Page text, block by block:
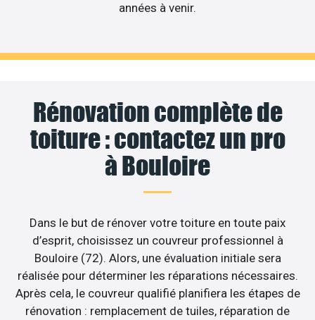
années à venir.
Rénovation complète de
toiture : contactez un pro
à Bouloire
Dans le but de rénover votre toiture en toute paix
d’esprit, choisissez un couvreur professionnel à
Bouloire (72). Alors, une évaluation initiale sera
réalisée pour déterminer les réparations nécessaires.
Après cela, le couvreur qualifié planifiera les étapes de
rénovation : remplacement de tuiles, réparation de